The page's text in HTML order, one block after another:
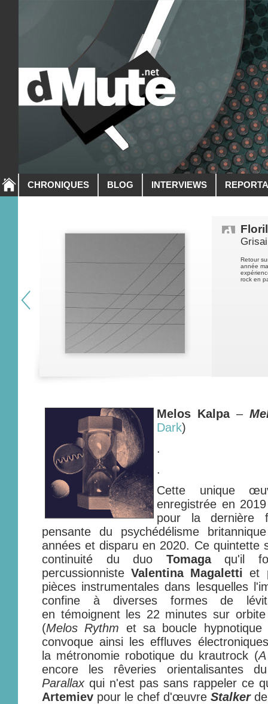
CHRONIQUES BLOG INTERVIEWS
Retour
année
rock en
Melos Kalpa–
Dark)
.
.
Cette unique
enregistrée en
pour la
pensante du psychédélisme
années et disparu en 2020. Ce quintette
continuité du duo Tomagaqu'il
percussionnisteValentina Magalettiet
pièces instrumentales dans lesquelles
confine à diverses formes de
en témoignent les 22 minutes sur
(Melos Rythm et sa boucle
convoque ainsi les effluves
la métronomie robotique du krautrock (
encore les rêveries orientalisantes
Parallaxqui n'est pas sans rappeler ce
Artemiev pour le chef d'œuvre Stalker